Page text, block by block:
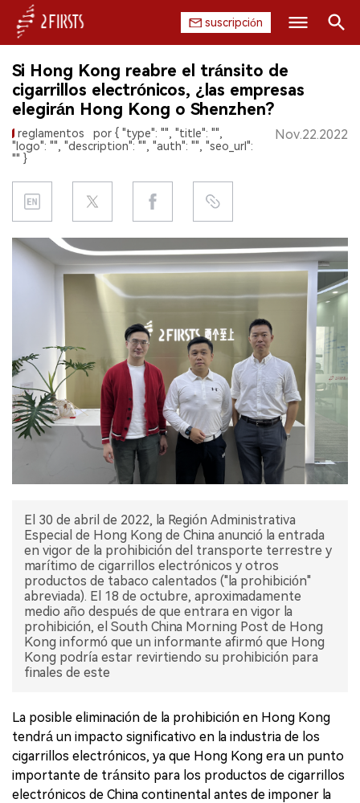
suscripción
INICIO
EMPRESA
PRODUCTO
REGULACIÓN
CHINA
DATOS
EXPOSICIÓN
ENTREVISTA
Si Hong Kong reabre el tránsito de
cigarrillos electrónicos, ¿las empresas
elegirán Hong Kong o Shenzhen?
reglamentos
por { "type": "", "title": "",
"logo": "", "description": "", "auth": "", "seo_url":
"" }
Nov.22.2022
El 30 de abril de 2022, la Región Administrativa
Especial de Hong Kong de China anunció la entrada
en vigor de la prohibición del transporte terrestre y
marítimo de cigarrillos electrónicos y otros
productos de tabaco calentados ("la prohibición"
abreviada). El 18 de octubre, aproximadamente
medio año después de que entrara en vigor la
prohibición, el South China Morning Post de Hong
Kong informó que un informante afirmó que Hong
Kong podría estar revirtiendo su prohibición para
finales de este
La posible eliminación de la prohibición en Hong Kong
tendrá un impacto significativo en la industria de los
cigarrillos electrónicos, ya que Hong Kong era un punto
importante de tránsito para los productos de cigarrillos
electrónicos de China continental antes de imponer la